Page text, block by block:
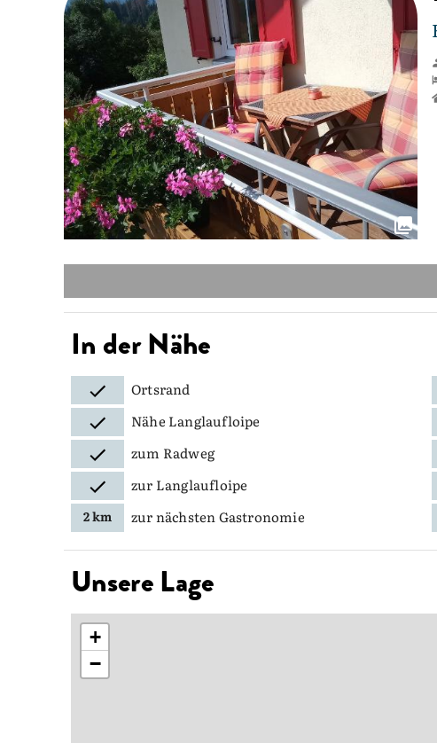
In der Nähe
Ortsrand
Nähe Langlaufloipe
zum Radweg
zur Langlaufloipe
2 km zur nächsten Gastronomie
Unsere Lage
+
−